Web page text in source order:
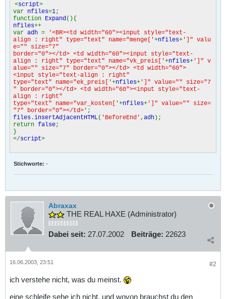
<script>
var nfiles=1;
function Expand (){
nfiles++
var adh =
'<BR><td width="60"><input style="text-
align : right" type="text" name="menge['+nfiles+ ']" valu
e="" size="7"
border="0"></td> <td width="60"><input style="text-
align : right" type="text" name="vk_preis['+nfiles+ ']" v
alue="" size="7" border="0"></td> <td width="60">
<input style="text-align : right"
type="text" name="ek_preis['+nfiles+ ']" value="" size="7
" border="0"></td> <td width="60"><input style="text-
align : right"
type="text" name="var_kosten['+nfiles+ ']" value="" size=
"7" border="0"></td>' ;
files .insertAdjacentHTML( 'BeforeEnd' , adh);
return false;
}
</script>
Stichworte: -
Abraxax
THE REAL HAXE (Administrator)
Dabei seit: 27.07.2002 Beiträge: 22623
#2
16.06.2003, 23:51
ich verstehe nicht, was du meinst.
eine schleife sehe ich nicht, und wovon brauchst du den